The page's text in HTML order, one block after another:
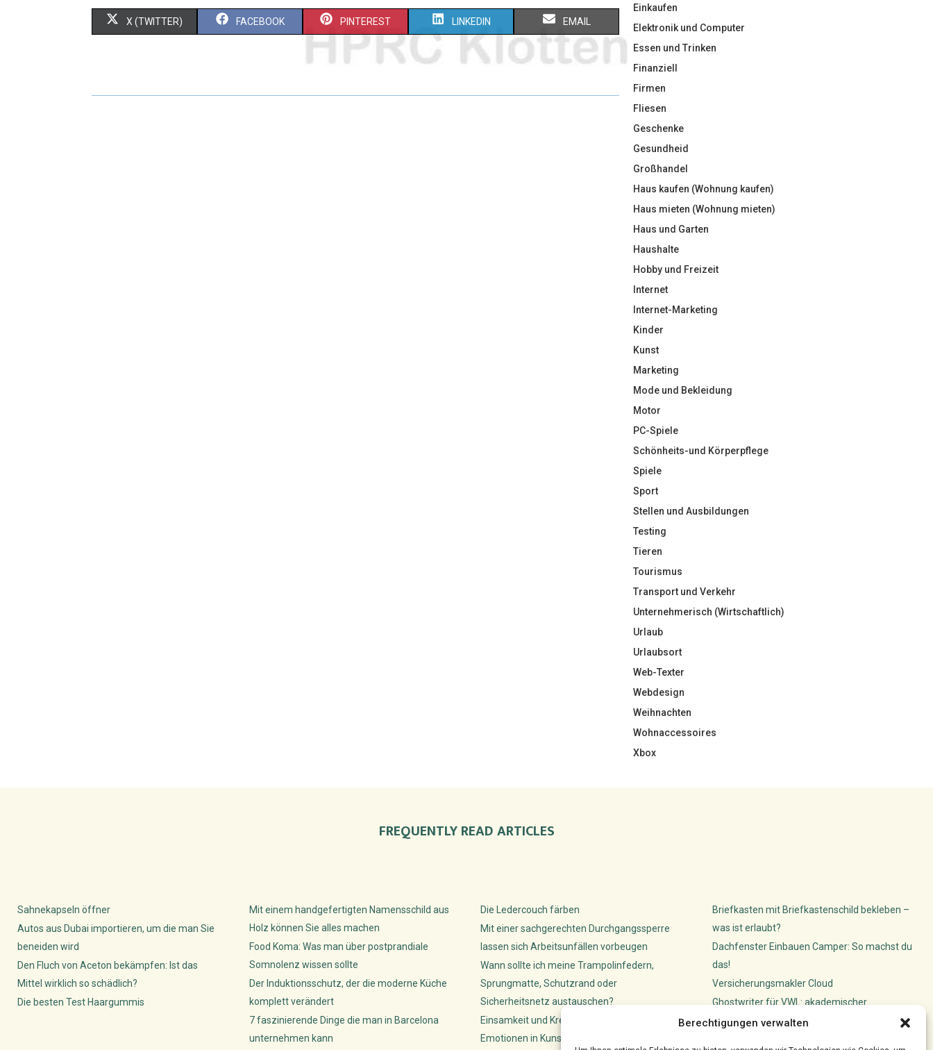
Berechtigungen verwalten
X (TWITTER) FACEBOOK PINTEREST LINKEDIN EMAIL
Einkaufen
Elektronik und Computer
Essen und Trinken
Finanziell
Firmen
Fliesen
Geschenke
Gesundheid
Großhandel
Haus kaufen (Wohnung kaufen)
Haus mieten (Wohnung mieten)
Haus und Garten
Haushalte
Hobby und Freizeit
Internet
Internet-Marketing
Kinder
Kunst
Marketing
Mode und Bekleidung
Motor
PC-Spiele
Schönheits-und Körperpflege
Spiele
Sport
Stellen und Ausbildungen
Testing
Tieren
Tourismus
Transport und Verkehr
Unternehmerisch (Wirtschaftlich)
Urlaub
Urlaubsort
Web-Texter
Webdesign
Weihnachten
Wohnaccessoires
Xbox
FREQUENTLY READ ARTICLES
Sahnekapseln öffner
Autos aus Dubai importieren, um die man Sie
beneiden wird
Den Fluch von Aceton bekämpfen: Ist das
Mittel wirklich so schädlich?
Die besten Test Haargummis
Mit einem handgefertigten Namensschild aus
Holz können Sie alles machen
Food Koma: Was man über postprandiale
Somnolenz wissen sollte
Der Induktionsschutz, der die moderne Küche
komplett verändert
7 faszinierende Dinge die man in Barcelona
unternehmen kann
Die Ledercouch färben
Mit einer sachgerechten Durchgangssperre
lassen sich Arbeitsunfällen vorbeugen
Wann sollte ich meine Trampolinfedern,
Sprungmatte, Schutzrand oder
Sicherheitsnetz austauschen?
Einsamkeit und Kreativität: Wie Künstler ihre
Emotionen in Kunst lenken
Briefkasten mit Briefkastenschild bekleben –
was ist erlaubt?
Dachfenster Einbauen Camper: So machst du
das!
Versicherungsmakler Cloud
Ghostwriter für VWL: akademischer
Schreibservice